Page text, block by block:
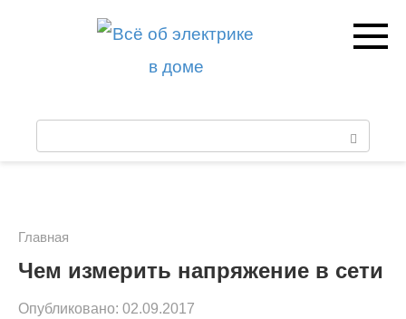
к
Главная
Чем измерить напряжение в сети
Опубликовано: 02.09.2017